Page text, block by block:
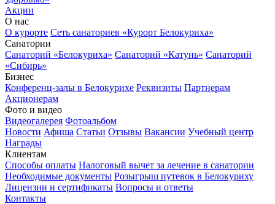
Акции
О нас
О курорте Сеть санаториев «Курорт Белокуриха»
Санатории
Санаторий «Белокуриха» Санаторий «Катунь» Санаторий
«Сибирь»
Бизнес
Конференц-залы в Белокурихе Реквизиты Партнерам
Акционерам
Фото и видео
Видеогалерея Фотоальбом
Новости Афиша Статьи Отзывы Вакансии Учебный центр
Награды
Клиентам
Способы оплаты Налоговый вычет за лечение в санатории
Необходимые документы Розыгрыш путевок в Белокуриху
Лицензии и сертификаты Вопросы и ответы
Контакты